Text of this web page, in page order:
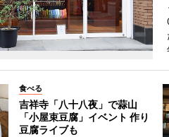
食べる
吉祥寺「八十八夜」で蒜山
「小屋束豆腐」イベント 作り
豆腐ライブも